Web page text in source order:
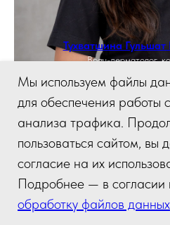
Тухватшина
Врач-дерматолог,
Мы используем файлы
для обеспечения работы
анализа трафика.
пользоваться сайтом, вы
согласие на их
Подробнее — в согласии
обработку файлов данных